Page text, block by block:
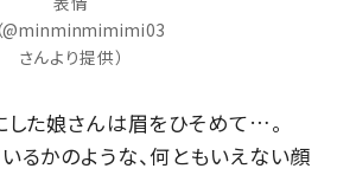
@minminmimimi03
さんより提供）
した娘さんは眉をひそめて…。
るかのような、何ともいえない顔